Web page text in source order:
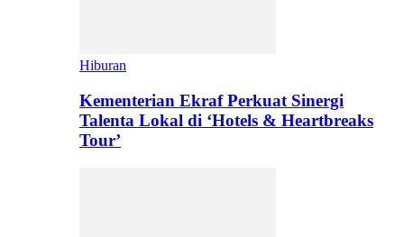
Hiburan
Kementerian Ekraf Perkuat Sinergi
Talenta Lokal di ‘Hotels & Heartbreaks
Tour’